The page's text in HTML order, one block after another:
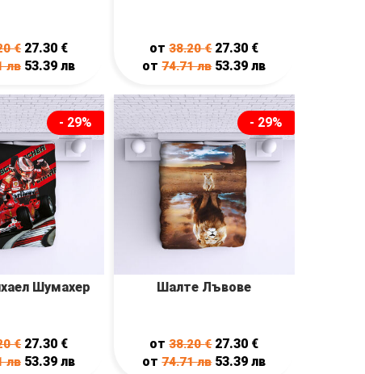
€ 27.30 €
лв 53.39лв
от38.20€ 27.30 €
от74.71лв 53.39лв
- 29%
Шумахер
€ 27.30 €
лв 53.39лв
- 29%
Шалте Лъвове
от38.20€ 27.30 €
от74.71лв 53.39лв